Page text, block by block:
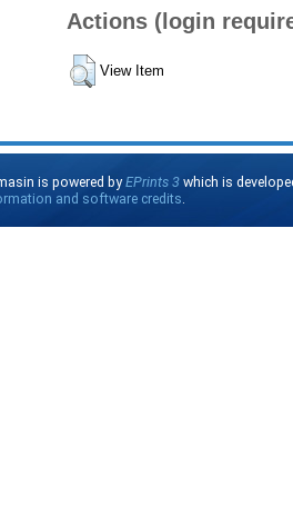
Actions (login
View Item
is powered byEPrints 3 which is
and software credits.